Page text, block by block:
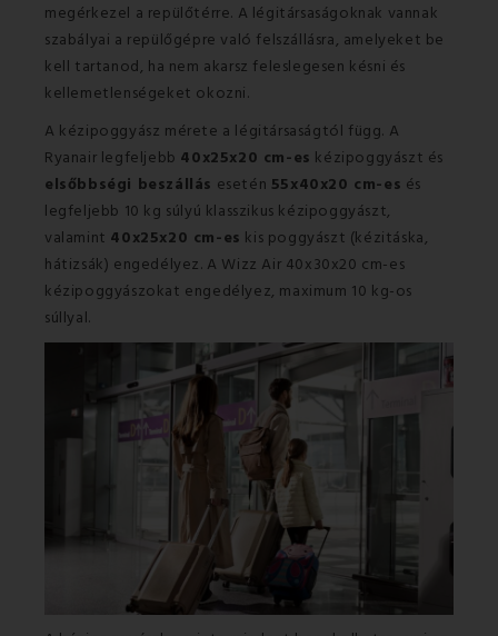
megérkezel a repülőtérre. A légitársaságoknak vannak
szabályai a repülőgépre való felszállásra, amelyeket be
kell tartanod, ha nem akarsz feleslegesen késni és
kellemetlenségeket okozni.
A kézipoggyász mérete a légitársaságtól függ. A
Ryanair legfeljebb 40x25x20 cm-es kézipoggyászt és
elsőbbségi beszállás esetén 55x40x20 cm-es és
legfeljebb 10 kg súlyú klasszikus kézipoggyászt,
valamint 40x25x20 cm-es kis poggyászt (kézitáska,
hátizsák) engedélyez. A Wizz Air 40x30x20 cm-es
kézipoggyászokat engedélyez, maximum 10 kg-os
súllyal.